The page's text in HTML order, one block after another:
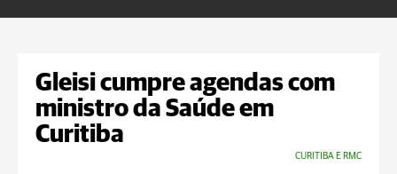
Gleisi cumpre agendas com
ministro da Saúde em
Curitiba
CURITIBA E RMC